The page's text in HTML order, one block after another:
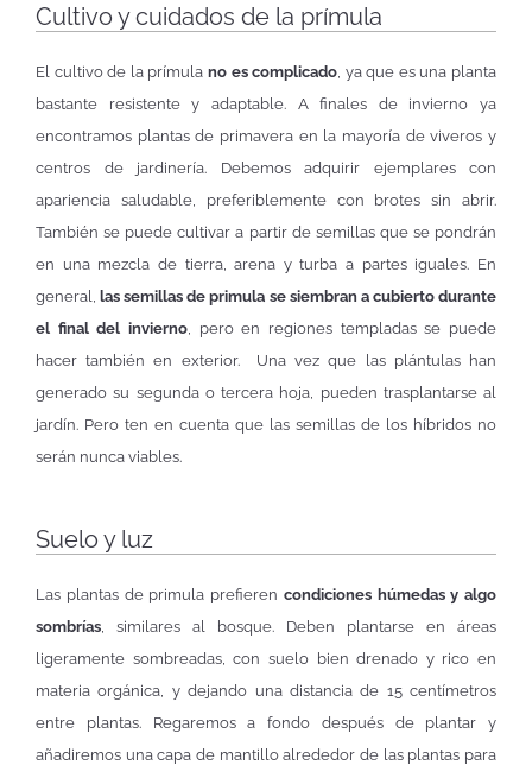
Cultivo y cuidados de la prímula
El cultivo de la prímula no es complicado , ya que es una planta
bastante resistente y adaptable. A finales de invierno ya
encontramos plantas de primavera en la mayoría de viveros y
centros de jardinería. Debemos adquirir ejemplares con
apariencia saludable, preferiblemente con brotes sin abrir.
También se puede cultivar a partir de semillas que se pondrán
en una mezcla de tierra, arena y turba a partes iguales. En
general,las semillas de primula se siembran a cubierto durante
el final del invierno , pero en regiones templadas se puede
hacer también en exterior. Una vez que las plántulas han
generado su segunda o tercera hoja, pueden trasplantarse al
jardín. Pero ten en cuenta que las semillas de los híbridos no
serán nunca viables.
Suelo y luz
Las plantas de primula prefieren condiciones húmedas y algo
sombrías , similares al bosque. Deben plantarse en áreas
ligeramente sombreadas, con suelo bien drenado y rico en
materia orgánica, y dejando una distancia de 15 centímetros
entre plantas. Regaremos a fondo después de plantar y
añadiremos una capa de mantillo alrededor de las plantas para